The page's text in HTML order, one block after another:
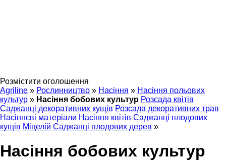
Розмістити оголошення
Agriline » Рослинництво » Насіння » Насіння польових
культур » Насіння бобових культур Розсада квітів
Саджанці декоративних кущів Розсада декоративних трав
Насіннєві матеріали Насіння квітів Саджанці плодових
кущів Міцелій Саджанці плодових дерев »
Насіння бобових культур